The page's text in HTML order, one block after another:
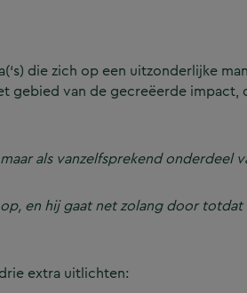
die zich op een uitzonderlijke
van de gecreëerde impact,
als vanzelfsprekend onderdeel
en hij gaat net zolang door
extra uitlichten: